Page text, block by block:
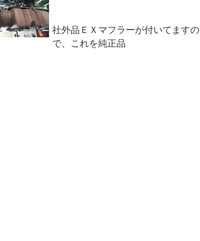
社外品ＥＸマフラーが付いてますの
で、これを純正品